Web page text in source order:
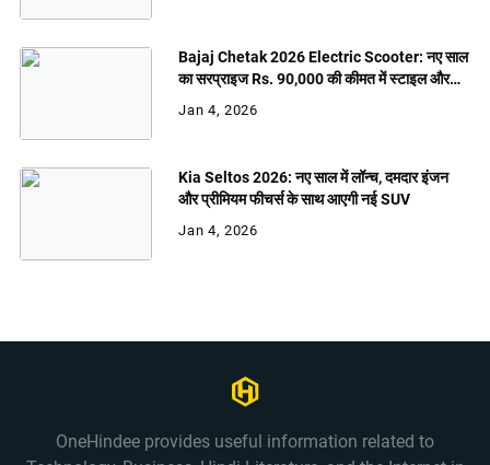
Bajaj Chetak 2026 Electric Scooter: नए साल
का सरप्राइज Rs. 90,000 की कीमत में स्टाइल और
शक्ति
Jan 4, 2026
Kia Seltos 2026: नए साल में लॉन्च, दमदार इंजन
और प्रीमियम फीचर्स के साथ आएगी नई SUV
Jan 4, 2026
OneHindee provides useful information related to